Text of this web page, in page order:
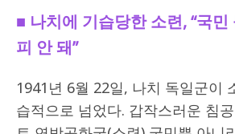
■ 나치에 기습당한 소련, “국민
피 안 돼”
1941년 6월 22일, 나치 독일군이
습적으로 넘었다. 갑작스러운 침